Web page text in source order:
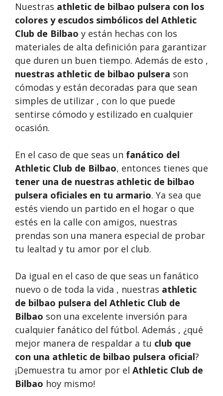
Nuestras athletic de bilbao pulsera con los
colores y escudos simbólicos del Athletic
Club de Bilbao y están hechas con los
materiales de alta definición para garantizar
que duren un buen tiempo. Además de esto ,
nuestras athletic de bilbao pulsera son
cómodas y están decoradas para que sean
simples de utilizar , con lo que puede
sentirse cómodo y estilizado en cualquier
ocasión.
En el caso de que seas un fanático del
Athletic Club de Bilbao, entonces tienes que
tener una de nuestras athletic de bilbao
pulsera oficiales en tu armario. Ya sea que
estés viendo un partido en el hogar o que
estés en la calle con amigos, nuestras
prendas son una manera especial de probar
tu lealtad y tu amor por el club.
Da igual en el caso de que seas un fanático
nuevo o de toda la vida , nuestras athletic
de bilbao pulsera del Athletic Club de
Bilbao son una excelente inversión para
cualquier fanático del fútbol. Además , ¿qué
mejor manera de respaldar a tu club que
con una athletic de bilbao pulsera oficial?
¡Demuestra tu amor por el Athletic Club de
Bilbao hoy mismo!